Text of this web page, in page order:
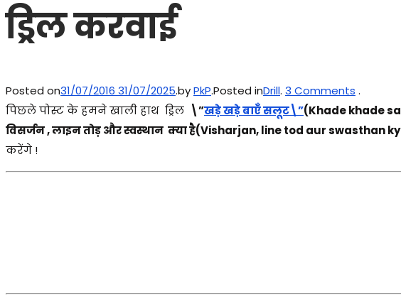
ड्रिल करवाई
Posted on31/07/2016 31/07/2025.byPkP.Posted inDrill. 3 Comments .
पिछले पोस्ट के हमने खाली हाथ ड्रिल \”खड़े खड़े बाएँ सलूट\”(Khade khade
विसर्जन , लाइन तोड़ और स्वस्थान क्या है(Visharjan, line tod aur swasthan
करेंगे !